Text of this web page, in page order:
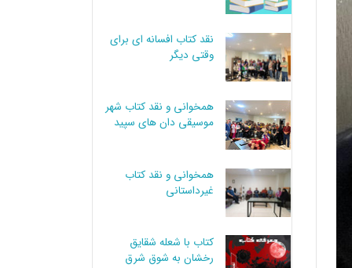
نقد کتاب افسانه ای برای
وقتی دیگر
همخوانی و نقد کتاب شهر
موسیقی دان های سپید
همخوانی و نقد کتاب
غیرداستانی
کتاب با شعله شقایق
رخشان به شوق شرق